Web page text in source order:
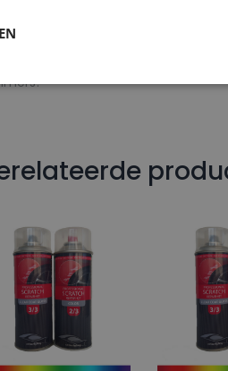
gemaakt en is afgevuld
wij dat u altijd de gewenste
A-kwaliteit spuitbussen kunt u